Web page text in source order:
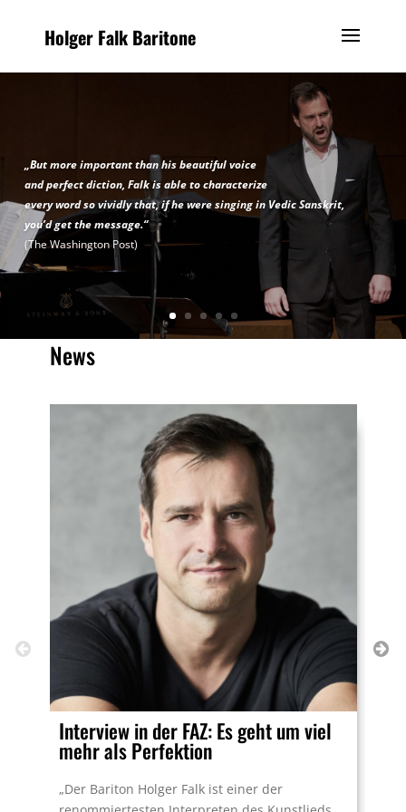
Holger Falk Baritone
„But more important than his beautiful voice
and perfect diction, Falk is able to characterize
every word so vividly that, if he were singing in Vedic Sanskrit,
you’d get the message.“
(The Washington Post)
News
Interview in der FAZ: Es geht um viel
mehr als Perfektion
„Der Bariton Holger Falk ist einer der